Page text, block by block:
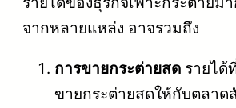
จากหลายแหล่ง อาจรวมถึง
การขายกระต่ายสด รายได้
ขายกระต่ายสดให้กับตลาด